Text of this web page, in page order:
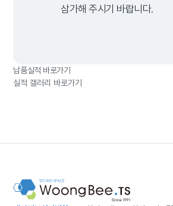
삼가해 주시기 바랍니다.
납품실적 바로가기
실적 갤러리 바로가기